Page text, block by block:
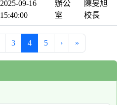
2025-09-16
15:40:00
辦公
室
陳旻旭
校長
3 4(current)
5 › »